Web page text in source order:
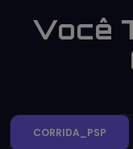
Você
CORRIDA_PSP